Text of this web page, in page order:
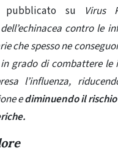
su Virus
contro le
che spesso ne
grado di combattere le
l’influenza,
ediminuendo il